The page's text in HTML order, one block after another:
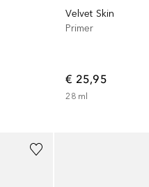
Velvet Skin
Primer
€ 25,95
28 ml